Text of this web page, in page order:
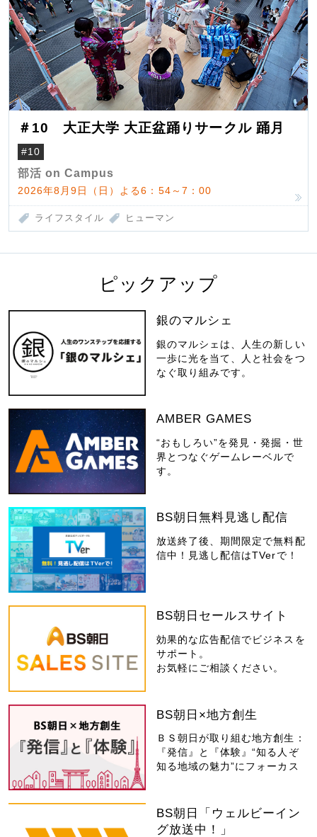
＃10 大正大学 大正盆踊りサークル 踊月
#10
部活 on Campus
2026年8月9日（日）よる6：54～7：00
ライフスタイル ヒューマン
ピックアップ
銀のマルシェ
銀のマルシェは、人生の新しい
一歩に光を当て、人と社会をつ
なぐ取り組みです。
AMBER GAMES
“おもしろい”を発見・発掘・世
界とつなぐゲームレーベルで
す。
BS朝日無料見逃し配信
放送終了後、期間限定で無料配
信中！見逃し配信はTVerで！
BS朝日セールスサイト
効果的な広告配信でビジネスを
サポート。
お気軽にご相談ください。
BS朝日×地方創生
ＢＳ朝日が取り組む地方創生：
『発信』と『体験』“知る人ぞ
知る地域の魅力”にフォーカス
BS朝日「ウェルビーイン
グ放送中！」